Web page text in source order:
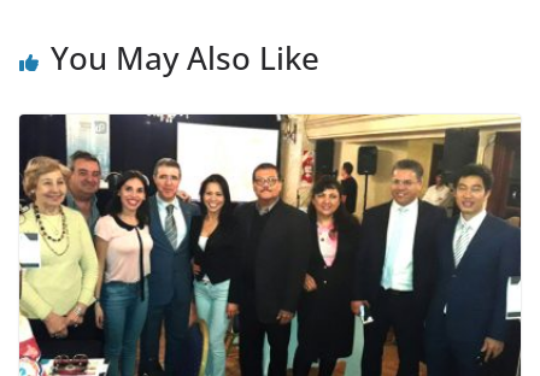
You May Also Like